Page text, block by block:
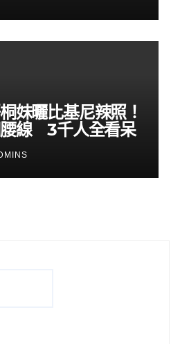
妹曬比基尼辣照！
線 3千人全看呆